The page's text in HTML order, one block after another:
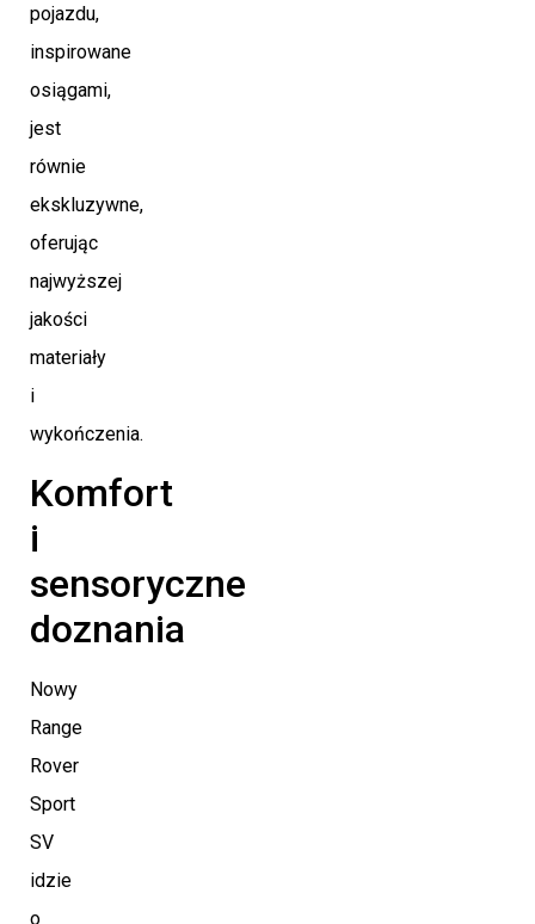
pojazdu,
inspirowane
osiągami,
jest
równie
ekskluzywne,
oferując
najwyższej
jakości
materiały
i
wykończenia.
Komfort
i
sensoryczne
doznania
Nowy
Range
Rover
Sport
SV
idzie
o